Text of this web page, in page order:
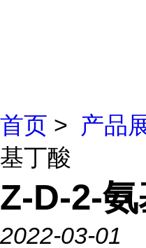
首页 > 产品
基丁酸
Z-D-2-
2022-03-01